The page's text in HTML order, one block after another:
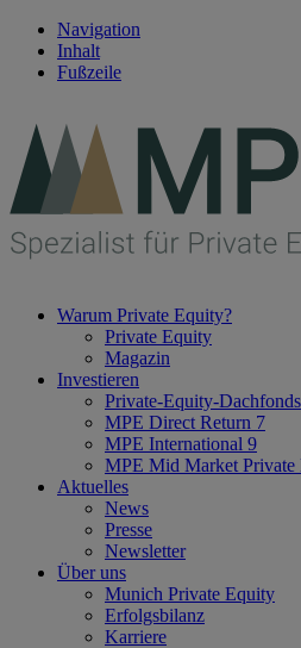
Navigation
Inhalt
Fußzeile
Warum Private Equity?
Private Equity
Magazin
Investieren
Private-Equity-Dachfonds
MPE Direct Return 7
MPE International 9
MPE Mid Market
Aktuelles
News
Presse
Newsletter
Über uns
Munich Private Equity
Erfolgsbilanz
Karriere